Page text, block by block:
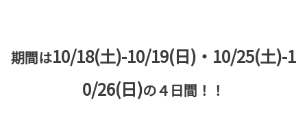
期間は10/18(土)-10/19(日)・10/25(土)-1
0/26(日)の４日間！！